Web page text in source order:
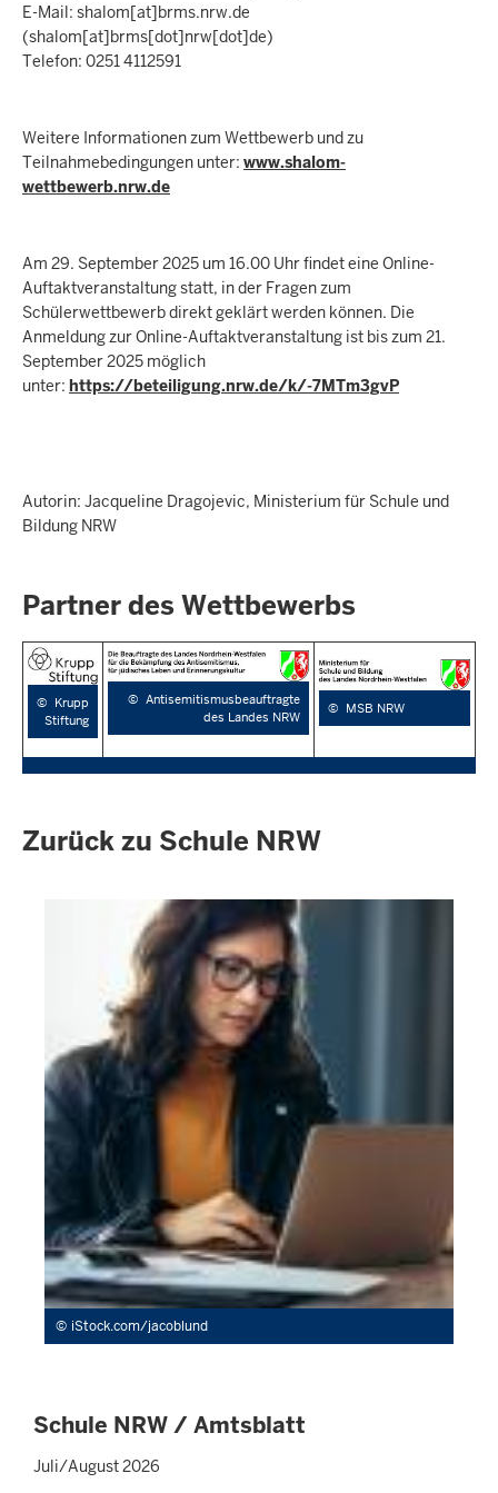
E-Mail: shalom[at]brms.nrw.de
(shalom[at]brms[dot]nrw[dot]de)
Telefon: 0251 4112591
Weitere Informationen zum Wettbewerb und zu
Teilnahmebedingungen unter: www.shalom-
wettbewerb.nrw.de
Am 29. September 2025 um 16.00 Uhr findet eine Online-
Auftaktveranstaltung statt, in der Fragen zum
Schülerwettbewerb direkt geklärt werden können. Die
Anmeldung zur Online-Auftaktveranstaltung ist bis zum 21.
September 2025 möglich
unter: https://beteiligung.nrw.de/k/-7MTm3gvP
Autorin: Jacqueline Dragojevic, Ministerium für Schule und
Bildung NRW
Partner des Wettbewerbs
© Krupp
Stiftung
© Antisemitismusbeauftragte
des Landes NRW
© MSB NRW
Zurück zu Schule NRW
iStock.com/jacoblund
Schule NRW / Amtsblatt
Juli/August 2026